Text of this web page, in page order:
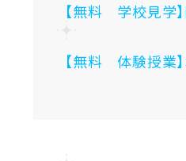
【無料 学校見学
【無料 体験授業】